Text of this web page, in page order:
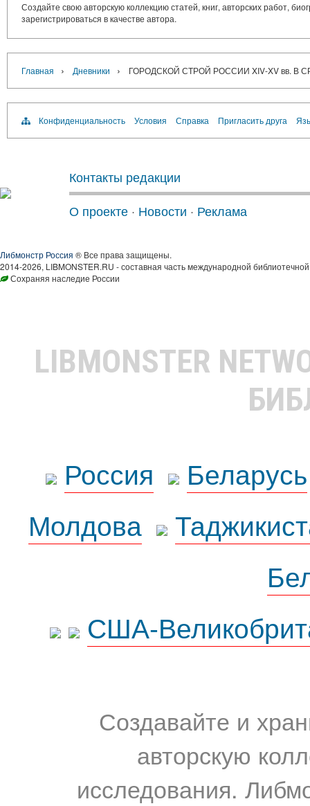
Создайте свою авторскую коллекцию статей, книг, авторских работ,
зарегистрироваться в качестве автора.
Главная › Дневники › ГОРОДСКОЙ СТРОЙ РОССИИ XIV-XV вв.
Конфиденциальность Условия Справка Пригласить друга
Контакты редакции
О проекте · Новости · Реклама
Либмонстр Россия ® Все права защищены.
2014-2026, LIBMONSTER.RU - составная часть международной
Сохраняя наследие России
LIBMONSTER
Россия
Беларусь
Молдова
США-
Создавайте и
авторскую
исследования.